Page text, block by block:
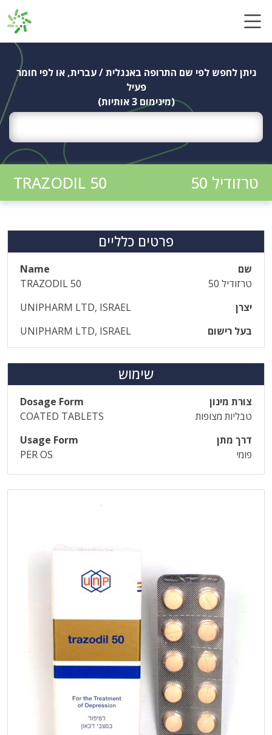
ניתן לחפש לפי שם התרופה באנגלית / עברית, או לפי חומר
פעיל
(מינימום 3 אותיות)
טרזודיל 50 TRAZODIL 50
פרטים כלליים
שם
Name
טרזודיל 50
TRAZODIL 50
יצרן
UNIPHARM LTD, ISRAEL
בעל רישום
UNIPHARM LTD, ISRAEL
שימוש
צורת מינון
Dosage Form
טבליות מצופות
COATED TABLETS
דרך מתן
Usage Form
פומי
PER OS